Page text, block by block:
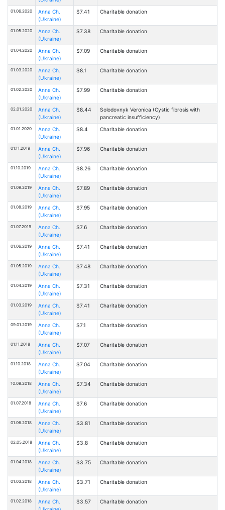
01.06.2020
Anna Ch.
(Ukraine)
$7.41 Charitable donation
01.05.2020
Anna Ch.
(Ukraine)
$7.38 Charitable donation
01.04.2020
Anna Ch.
(Ukraine)
$7.09 Charitable donation
01.03.2020
Anna Ch.
(Ukraine)
$8.1 Charitable donation
01.02.2020
Anna Ch.
(Ukraine)
$7.99 Charitable donation
02.01.2020
Anna Ch.
(Ukraine)
$8.44
Solodovnyk Veronica (Cystic fibrosis with
pancreatic insufficiency)
01.01.2020
Anna Ch.
(Ukraine)
$8.4 Charitable donation
01.11.2019
Anna Ch.
(Ukraine)
$7.96 Charitable donation
01.10.2019
Anna Ch.
(Ukraine)
$8.26 Charitable donation
01.09.2019
Anna Ch.
(Ukraine)
$7.89 Charitable donation
01.08.2019
Anna Ch.
(Ukraine)
$7.95 Charitable donation
01.07.2019
Anna Ch.
(Ukraine)
$7.6 Charitable donation
01.06.2019
Anna Ch.
(Ukraine)
$7.41 Charitable donation
01.05.2019
Anna Ch.
(Ukraine)
$7.48 Charitable donation
01.04.2019
Anna Ch.
(Ukraine)
$7.31 Charitable donation
01.03.2019
Anna Ch.
(Ukraine)
$7.41 Charitable donation
09.01.2019
Anna Ch.
(Ukraine)
$7.1 Charitable donation
01.11.2018
Anna Ch.
(Ukraine)
$7.07 Charitable donation
01.10.2018
Anna Ch.
(Ukraine)
$7.04 Charitable donation
10.08.2018
Anna Ch.
(Ukraine)
$7.34 Charitable donation
01.07.2018
Anna Ch.
(Ukraine)
$7.6 Charitable donation
01.06.2018
Anna Ch.
(Ukraine)
$3.81 Charitable donation
02.05.2018
Anna Ch.
(Ukraine)
$3.8 Charitable donation
01.04.2018
Anna Ch.
(Ukraine)
$3.75 Charitable donation
01.03.2018
Anna Ch.
(Ukraine)
$3.71 Charitable donation
01.02.2018
Anna Ch.
$3.57 Charitable donation